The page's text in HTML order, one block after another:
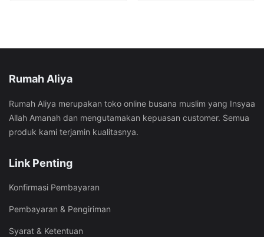
Rumah Aliya
Rumah Aliya merupakan toko online busana muslim yang Insyaa
Allah Amanah dan mengutamakan kepuasan customer. Semua
produk kami terjamin kualitasnya.
Link Penting
Konfirmasi Pembayaran
Pembayaran & Pengiriman
Syarat & Ketentuan